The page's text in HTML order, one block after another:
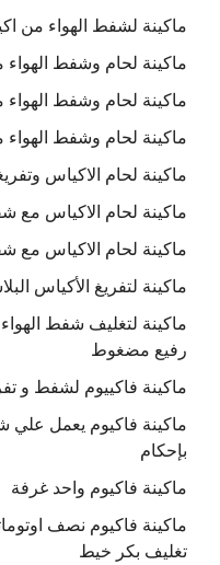
ماكينة لشفط الهواء من
ماكينة لحام وشفط الهواء
ماكينة لحام وشفط
ماكينة لحام وشفط الهواء
ماكينة لحام الاكياس
ماكينة لحام الاكياس مع
ماكينة لحام الاكياس مع
ماكينة لتفريغ الأكياس
ماكينة لتغليف شفط
رفيع مضغوط
ماكينة فاكييوم لشفط و
ماكينة فاكيوم يعمل علي
بإحكام
ماكينة فاكيوم واحد غرفة
ماكينة فاكيوم نصف
تغليف بكر خيط